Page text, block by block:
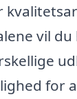
vil
for